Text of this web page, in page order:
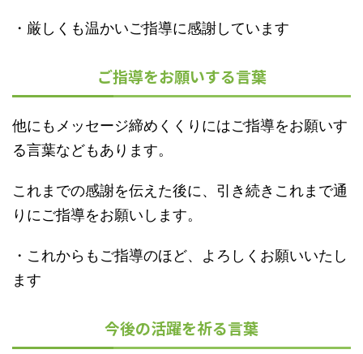
・厳しくも温かいご指導に感謝しています
ご指導をお願いする言葉
他にもメッセージ締めくくりにはご指導をお願いす
る言葉などもあります。
これまでの感謝を伝えた後に、引き続きこれまで通
りにご指導をお願いします。
・これからもご指導のほど、よろしくお願いいたし
ます
今後の活躍を祈る言葉